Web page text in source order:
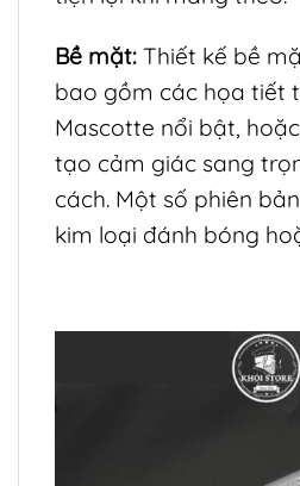
Bề mặt: Thiết kế bề
bao gồm các họa tiết
Mascotte nổi bật,
tạo cảm giác sang
cách. Một số phiên
kim loại đánh bóng